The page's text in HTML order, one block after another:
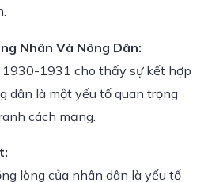
Nhân Và Nông Dân:
1930-1931 cho thấy sự kết hợp
dân là một yếu tố quan trọng
cách mạng.
lòng của nhân dân là yếu tố